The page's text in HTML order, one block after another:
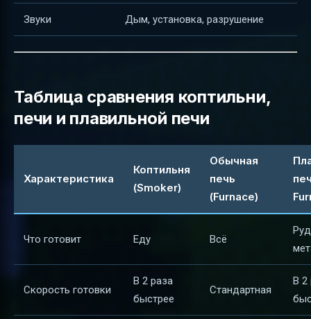
Звуки Дым, установка, разрушение
Таблица сравнения коптильни,
печи и плавильной печи
Характеристика
Коптильня
(Smoker)
Обычная
печь
(Furnace)
Что готовит Еду Всё
Скорость готовки
В 2 раза
быстрее
Стандартная
В 2